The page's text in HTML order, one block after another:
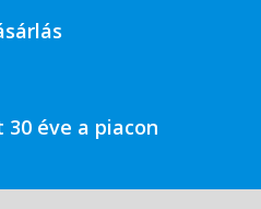
éve a piacon